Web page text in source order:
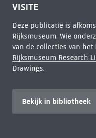
VISITE
Deze publicatie is
Rijksmuseum. Wie
van de collecties van
Rijksmuseum Research
Drawings.
Bekijk in bibliotheek